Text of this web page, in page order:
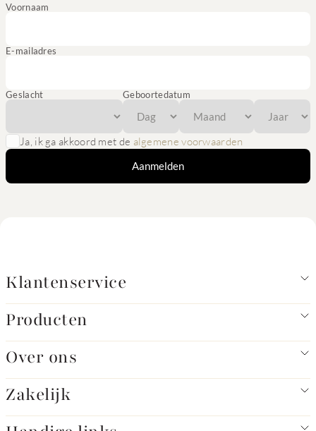
Voornaam
E-mailadres
Geslacht Geboortedatum
Ja, ik ga akkoord met de algemene voorwaarden
Aanmelden
Klantenservice
Producten
Over ons
Zakelijk